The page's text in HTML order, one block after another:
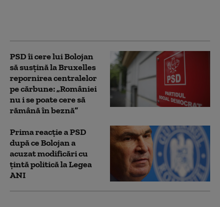
PSD îi cere lui Bolojan
să susțină la Bruxelles
repornirea centralelor
pe cărbune: „României
nu i se poate cere să
rămână în beznă”
Prima reacție a PSD
după ce Bolojan a
acuzat modificări cu
țintă politică la Legea
ANI